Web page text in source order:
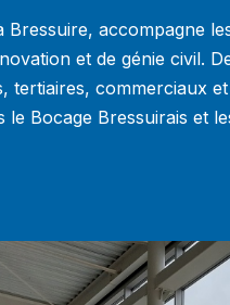
accompagne
et de génie civil.
tertiaires, commerciaux
Bocage Bressuirais et